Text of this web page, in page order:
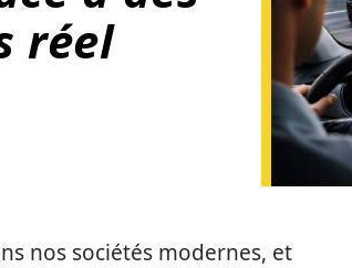
réel
nos sociétés modernes, et